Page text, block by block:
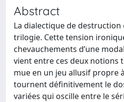
Abstract
La dialectique de
trilogie. Cette tension
chevauchements d’une
vient entre ces deux notions
mue en un jeu allusif propre
tournent définitivement le
variées qui oscille entre le